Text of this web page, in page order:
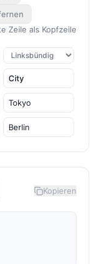
Zeile als Kopfzeile
Kopieren